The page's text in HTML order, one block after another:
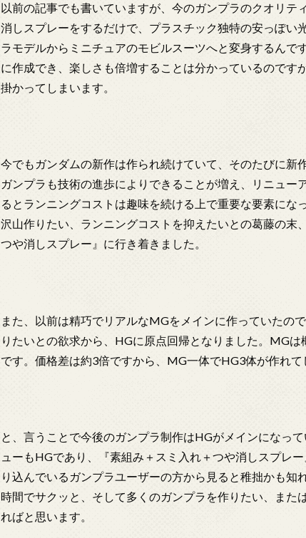
以前の記事でも書いていますが、今のガンプラのクオリテ
消しスプレーをするだけで、プラスチック独特の安っぽい
ラモデルからミニチュアのモビルスーツへと変身するんで
に作成でき、楽しさも倍増することは分かっているのです
掛かってしまいます。
今でもガンダムの新作は作られ続けていて、そのたびに新
ガンプラも技術の進歩によりできることが増え、リニュー
るとランニングコストは趣味を続ける上で重要な要素にな
沢山作りたい、ランニングコストを抑えたいとの葛藤の末
つや消しスプレー』に行き着きました。
また、以前は精巧でリアルなMGをメインに作っていたの
りたいとの欲求から、HGに原点回帰となりました。MG
です。価格差は約3倍ですから、MG一体でHG3体が作れて
と、言うことで今後のガンプラ制作はHGがメインになっ
ューもHGであり、『素組み＋スミ入れ＋つや消しスプレ
り込んでいるガンプラユーザーの方から見ると稚拙かも知
時間でサクッと、そして多くのガンプラを作りたい、また
ればと思います。